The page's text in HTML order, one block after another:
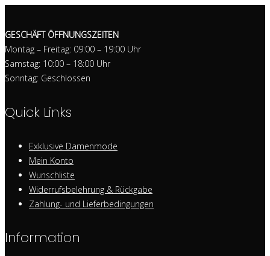
GESCHÄFT ÖFFNUNGSZEITEN
Montag – Freitag: 09:00 – 19:00 Uhr
Samstag: 10:00 – 18:00 Uhr
Sonntag: Geschlossen
Quick Links
Exklusive Damenmode
Mein Konto
Wunschliste
Widerrufsbelehrung & Rückgabe
Zahlung- und Lieferbedingungen
Information